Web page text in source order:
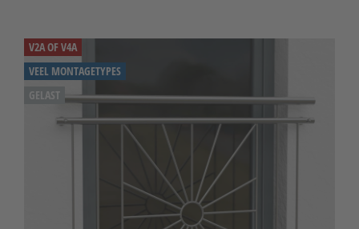
V2A OF V4A
VEEL MONTAGETYPES
GELAST